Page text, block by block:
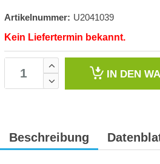
Artikelnummer: U2041039
Kein Liefertermin bekannt.
IN DEN
Beschreibung